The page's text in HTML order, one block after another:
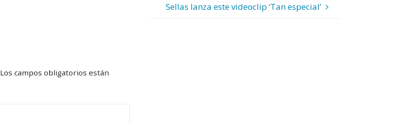
Sellas lanza este videoclip ‘Tan especial’
Los campos obligatorios están